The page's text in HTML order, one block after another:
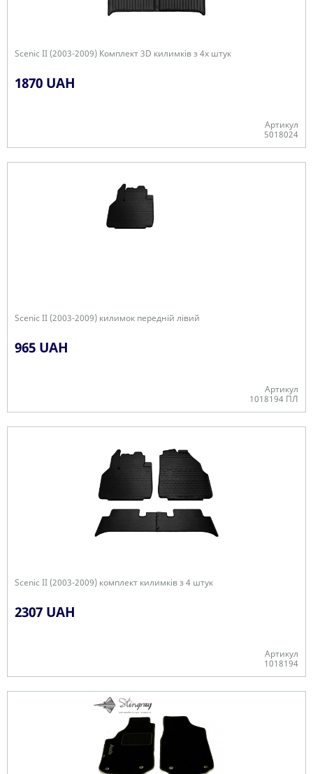
Scenic II (2003-2009) Комплект 3D килимків з 4х штук
1870 UAH
Артикул
5018024
Scenic II (2003-2009) килимок передній лівий
965 UAH
Артикул
1018194 ПЛ
Scenic II (2003-2009) комплект килимків з 4 штук
2307 UAH
Артикул
1018194